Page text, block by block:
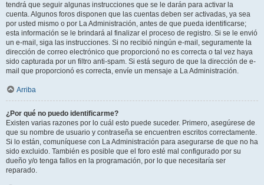
tendrá que seguir algunas instrucciones que se le darán para activar la
cuenta. Algunos foros disponen que las cuentas deben ser activadas, ya sea
por usted mismo o por La Administración, antes de que pueda identificarse;
esta información se le brindará al finalizar el proceso de registro. Si se le envió
un e-mail, siga las instrucciones. Si no recibió ningún e-mail, seguramente la
dirección de correo electrónico que proporcionó no es correcta o tal vez haya
sido capturada por un filtro anti-spam. Si está seguro de que la dirección de e-
mail que proporcionó es correcta, envíe un mensaje a La Administración.
Arriba
¿Por qué no puedo identificarme?
Existen varias razones por lo cuál esto puede suceder. Primero, asegúrese de
que su nombre de usuario y contraseña se encuentren escritos correctamente.
Si lo están, comuníquese con La Administración para asegurarse de que no ha
sido excluido. También es posible que el foro esté mal configurado por su
dueño y/o tenga fallos en la programación, por lo que necesitaría ser
reparado.